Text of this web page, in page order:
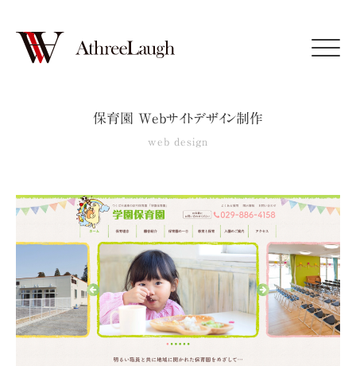
Click
保育園 Webサイトデザイン制作
web design